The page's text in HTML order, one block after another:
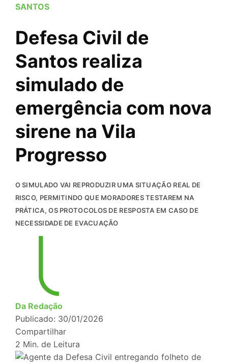
SANTOS
Defesa Civil de
Santos realiza
simulado de
emergência com nova
sirene na Vila
Progresso
O SIMULADO VAI REPRODUZIR UMA SITUAÇÃO REAL DE
RISCO, PERMITINDO QUE MORADORES TESTAREM NA
PRÁTICA, OS PROTOCOLOS DE RESPOSTA EM CASO DE
NECESSIDADE DE EVACUAÇÃO
Da Redação
Publicado: 30/01/2026
Compartilhar
2 Min. de Leitura